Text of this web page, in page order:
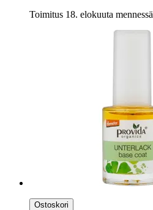
Toimitus 18. elokuuta mennessä
Ostoskori